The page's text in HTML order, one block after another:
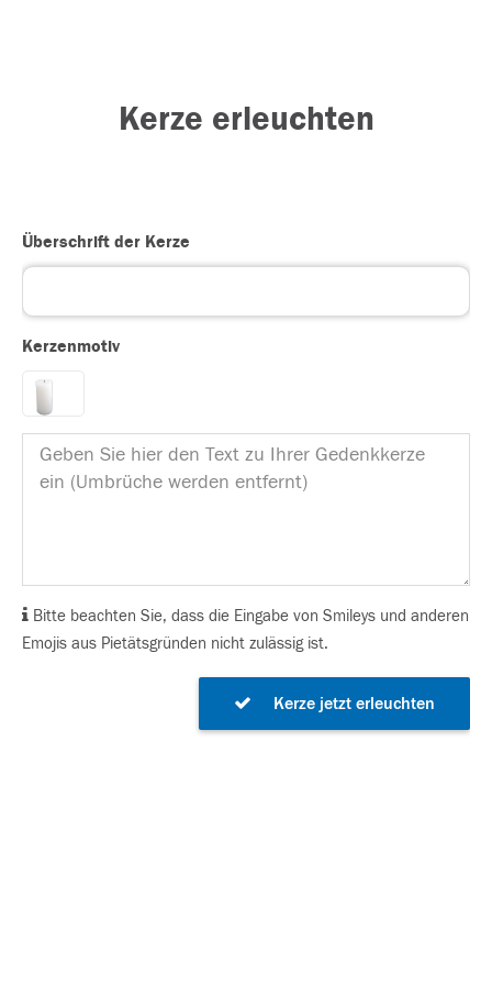
Kerze erleuchten
Überschrift der Kerze
Kerzenmotiv
Bitte beachten Sie, dass die Eingabe von Smileys und anderen
Emojis aus Pietätsgründen nicht zulässig ist.
Kerze jetzt erleuchten